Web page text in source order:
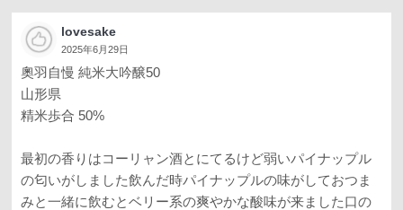
lovesake
2025年6月29日
奧羽自慢 純米大吟醸50
山形県
精米歩合 50%
最初の香りはコーリャン酒とにてるけど弱いパイナップル
の匂いがしました飲んだ時パイナップルの味がしておつま
みと一緒に飲むとベリー系の爽やかな酸味が来ました口の